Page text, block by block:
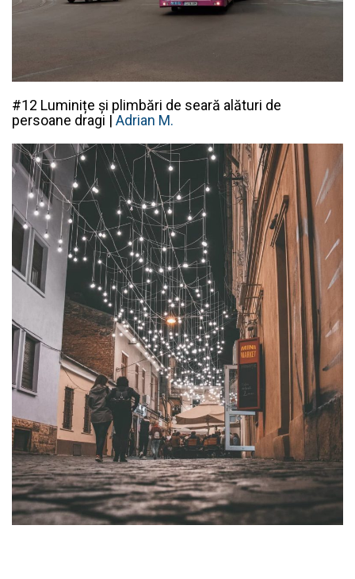
#12 Luminițe și plimbări de seară alături de
persoane dragi | Adrian M.